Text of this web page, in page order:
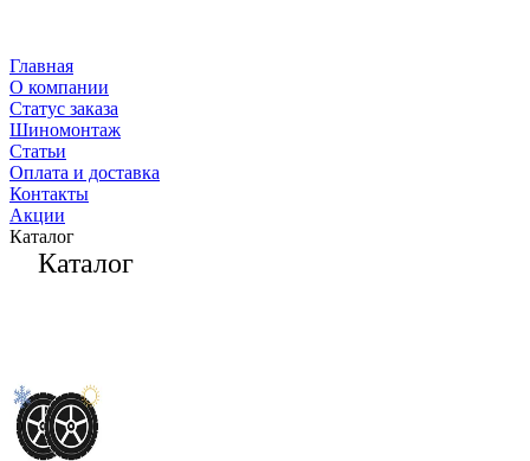
Главная
О компании
Статус заказа
Шиномонтаж
Статьи
Оплата и доставка
Контакты
Акции
Каталог
Каталог